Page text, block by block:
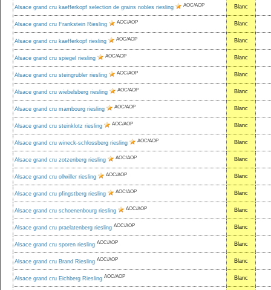
Alsace grand cru kaefferkopf selection de grains nobles riesling AOC/AOP Blanc
Alsace grand cru Frankstein Riesling AOC/AOP Blanc
Alsace grand cru kaefferkopf riesling AOC/AOP Blanc
Alsace grand cru spiegel riesling AOC/AOP Blanc
Alsace grand cru steingrubler riesling AOC/AOP Blanc
Alsace grand cru wiebelsberg riesling AOC/AOP Blanc
Alsace grand cru mambourg riesling AOC/AOP Blanc
Alsace grand cru steinklotz riesling AOC/AOP Blanc
Alsace grand cru wineck-schlossberg riesling AOC/AOP Blanc
Alsace grand cru zotzenberg riesling AOC/AOP Blanc
Alsace grand cru ollwiller riesling AOC/AOP Blanc
Alsace grand cru pfingstberg riesling AOC/AOP Blanc
Alsace grand cru schoenenbourg riesling AOC/AOP Blanc
Alsace grand cru praelatenberg riesling AOC/AOP Blanc
Alsace grand cru sporen riesling AOC/AOP Blanc
Alsace grand cru Brand Riesling AOC/AOP Blanc
Alsace grand cru Eichberg Riesling AOC/AOP Blanc